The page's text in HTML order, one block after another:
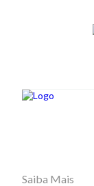
Saiba Mais